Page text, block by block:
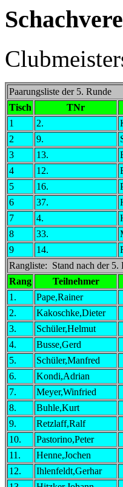
Paarungsliste der 5. Runde
Tisch
TNr
1
2.
2
9.
3
13.
4
12.
5
16.
6
37.
7
4.
8
33.
9
14.
Rangliste: Stand nach der 5.
Rang
Teilnehmer
1.
Pape,Rainer
2.
Kakoschke,Dieter
3.
Schüler,Helmut
4.
Busse,Gerd
5.
Schüler,Manfred
6.
Kondi,Adrian
7.
Meyer,Winfried
8.
Buhle,Kurt
9.
Retzlaff,Ralf
10.
Pastorino,Peter
11.
Henne,Jochen
12.
Ihlenfeldt,Gerhar